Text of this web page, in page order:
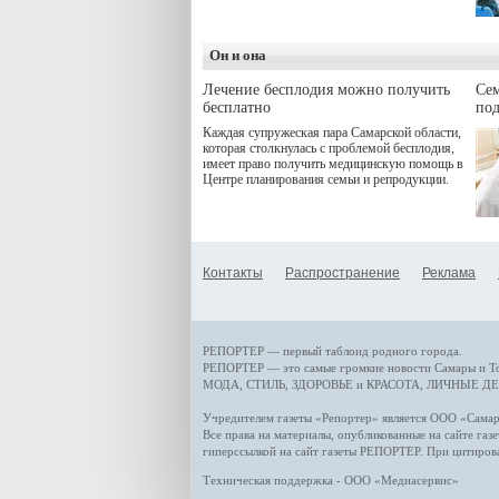
Он и она
Лечение бесплодия можно получить
бесплатно
Каждая супружеская пара Самарской области,
которая столкнулась с проблемой бесплодия,
имеет право получить медицинскую помощь в
Центре планирования семьи и репродукции.
Контакты Распространение Реклама
РЕПОРТЕР — первый таблоид родного города.
РЕПОРТЕР — это самые громкие новости Самары и
МОДА, СТИЛЬ ЗДОРОВЬЕ и КРАСОТА ЛИЧНЫЕ
Учредителем газеты «Репортер» является ООО
Все права на материалы, опубликованные на сайте
гиперссылкой на сайт газеты РЕПОРТЕР. При
Техническая поддержка - ООО «Медиасервис»